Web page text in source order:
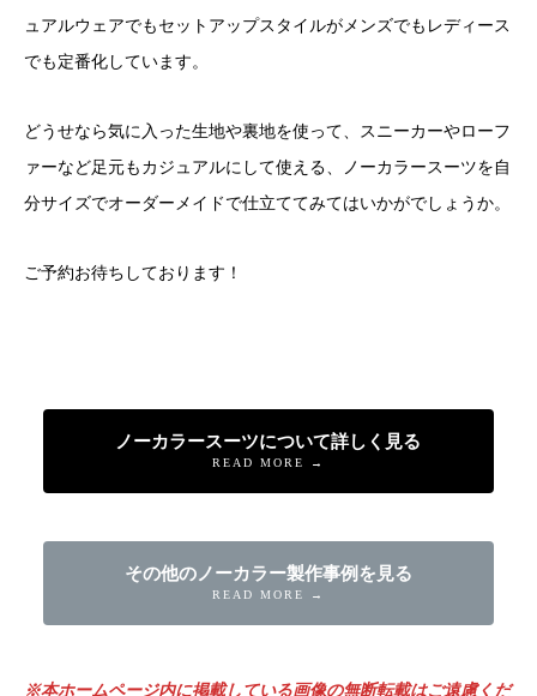
ュアルウェアでもセットアップスタイルがメンズでもレディース
でも定番化しています。
どうせなら気に入った生地や裏地を使って、スニーカーやローフ
ァーなど足元もカジュアルにして使える、ノーカラースーツを自
分サイズでオーダーメイドで仕立ててみてはいかがでしょうか。
ご予約お待ちしております！
ノーカラースーツについて詳しく見る
READ MORE →
その他のノーカラー製作事例を見る
READ MORE →
※本ホームページ内に掲載している画像の無断転載はご遠慮くだ